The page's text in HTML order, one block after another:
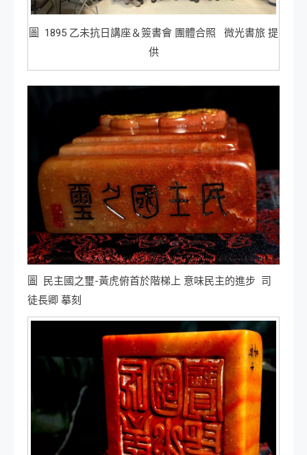
圖 1895 乙未抗日講座＆簽書會 團體合照 微光書旅 提
供
圖 民主國之璽-黃虎俯首於階梯上 意味民主的進步 司
徒長卿 摹刻